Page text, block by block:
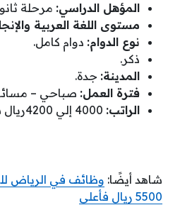
المؤهل الدراسي: مرحلة
مستوى اللغة العربية
نوع الدوام: دوام كامل.
ذكر.
المدينة: جدة.
فترة العمل: صباحي –
الراتب:
شاهد أيضًا: وظائف في الرياض
5500 ريال فأعلى